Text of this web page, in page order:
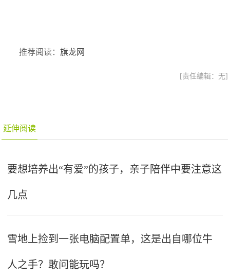
推荐阅读：旗龙网
[责任编辑：无]
延伸阅读
要想培养出“有爱”的孩子，亲子陪伴中要注意这
几点
雪地上捡到一张电脑配置单，这是出自哪位牛
人之手？敢问能玩吗？